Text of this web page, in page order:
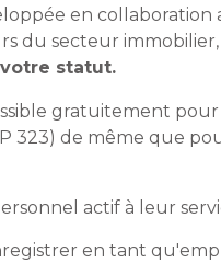
en collaboration
du secteur immobilier,
statut.
gratuitement
323) de même que
actif à leur
en tant